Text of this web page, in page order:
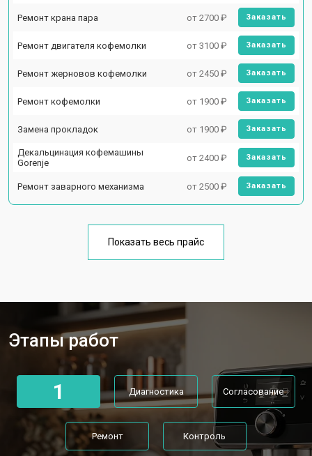
Ремонт крана пара от 2700 ₽ Заказать
Ремонт двигателя кофемолки от 3100 ₽ Заказать
Ремонт жерновов кофемолки от 2450 ₽ Заказать
Ремонт кофемолки от 1900 ₽ Заказать
Замена прокладок от 1900 ₽ Заказать
Декальцинация кофемашины
Gorenje
от 2400 ₽ Заказать
Ремонт заварного механизма от 2500 ₽ Заказать
Показать весь прайс
Этапы работ
1 Диагностика Согласование
Ремонт Контроль